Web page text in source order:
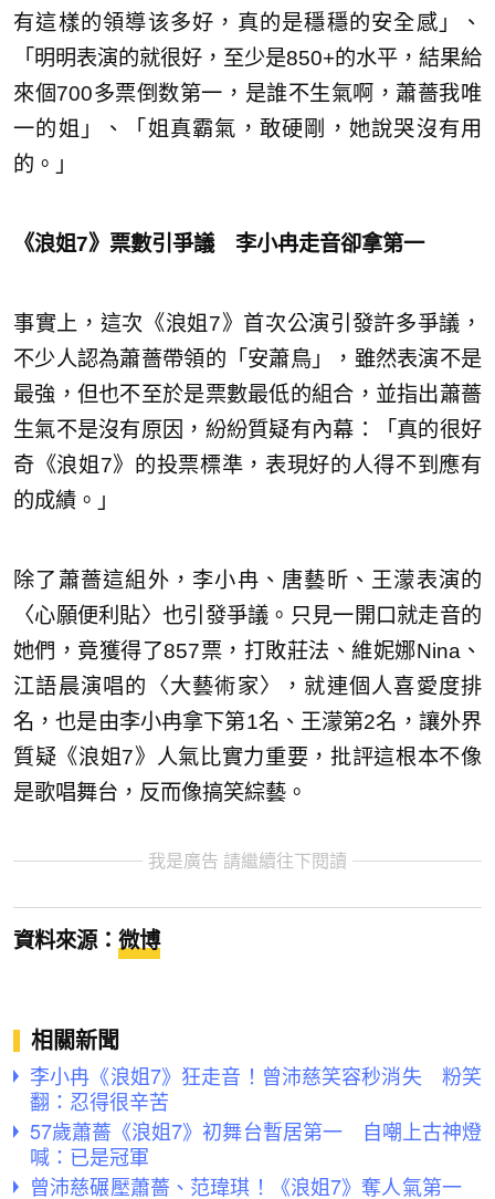
有這樣的領導该多好，真的是穩穩的安全感」、
「明明表演的就很好，至少是850+的水平，結果給
來個700多票倒数第一，是誰不生氣啊，蕭薔我唯
一的姐」、「姐真霸氣，敢硬剛，她說哭沒有用
的。」
《浪姐7》票數引爭議 李小冉走音卻拿第一
事實上，這次《浪姐7》首次公演引發許多爭議，
不少人認為蕭薔帶領的「安蕭鳥」，雖然表演不是
最強，但也不至於是票數最低的組合，並指出蕭薔
生氣不是沒有原因，紛紛質疑有內幕：「真的很好
奇《浪姐7》的投票標準，表現好的人得不到應有
的成績。」
除了蕭薔這組外，李小冉、唐藝昕、王濛表演的
〈心願便利貼〉也引發爭議。只見一開口就走音的
她們，竟獲得了857票，打敗莊法、維妮娜Nina、
江語晨演唱的〈大藝術家〉，就連個人喜愛度排
名，也是由李小冉拿下第1名、王濛第2名，讓外界
質疑《浪姐7》人氣比實力重要，批評這根本不像
是歌唱舞台，反而像搞笑綜藝。
我是廣告 請繼續往下閱讀
資料來源： 微博
相關新聞
李小冉《浪姐7》狂走音！曾沛慈笑容秒消失 粉笑
翻：忍得很辛苦
57歲蕭薔《浪姐7》初舞台暫居第一 自嘲上古神燈
喊：已是冠軍
曾沛慈碾壓蕭薔、范瑋琪！《浪姐7》奪人氣第一